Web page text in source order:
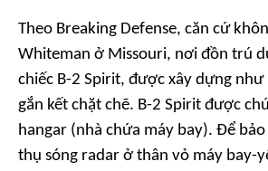
Theo Breaking Defense, căn cứ
Whiteman ở Missouri, nơi đồn trú
chiếc B-2 Spirit, được xây dựng
gắn kết chặt chẽ. B-2 Spirit được
hangar (nhà chứa máy bay). Để
thụ sóng radar ở thân vỏ máy bay-